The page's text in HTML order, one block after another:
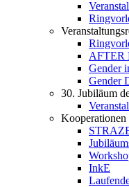
AFTER
Gender
Gender
30. Jubiläum
Kooperationen
InkE